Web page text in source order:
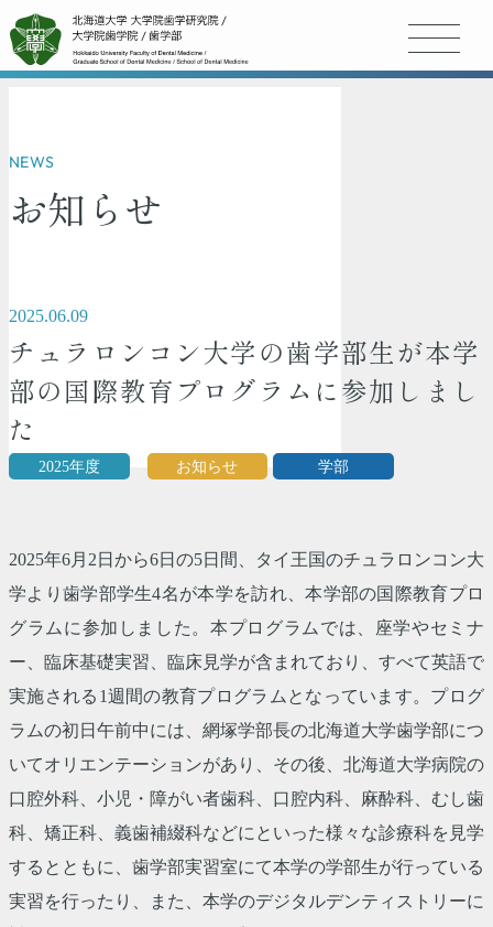
NEWS
お知らせ
2025.06.09
チュラロンコン大学の歯学部生が本学
部の国際教育プログラムに参加しまし
た
2025年度 お知らせ 学部
2025年6月2日から6日の5日間、タイ王国のチュラロンコン大
学より歯学部学生4名が本学を訪れ、本学部の国際教育プロ
グラムに参加しました。本プログラムでは、座学やセミナ
ー、臨床基礎実習、臨床見学が含まれており、すべて英語で
実施される1週間の教育プログラムとなっています。プログ
ラムの初日午前中には、網塚学部長の北海道大学歯学部につ
いてオリエンテーションがあり、その後、北海道大学病院の
口腔外科、小児・障がい者歯科、口腔内科、麻酔科、むし歯
科、矯正科、義歯補綴科などにといった様々な診療科を見学
するとともに、歯学部実習室にて本学の学部生が行っている
実習を行ったり、また、本学のデジタルデンティストリーに